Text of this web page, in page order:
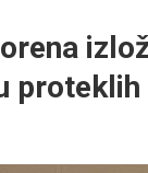
proteklih